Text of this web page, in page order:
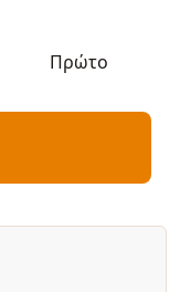
Πρώτο